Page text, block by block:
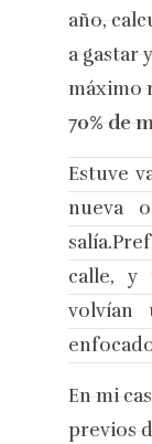
año,
a gastar
máximo
70% de
Estuve
nueva
calle, y
volvían
En mi
previos